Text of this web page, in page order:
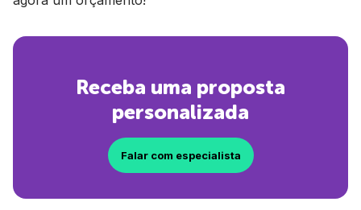
Receba uma proposta
personalizada
Falar com especialista